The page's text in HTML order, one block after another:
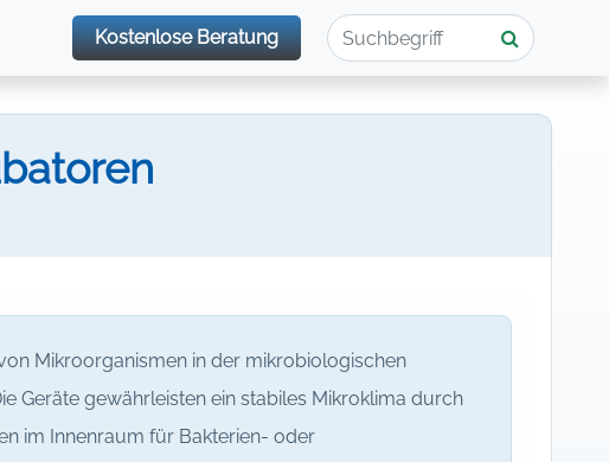
Kostenlose Beratung
Mikroorganismen in der mikrobiologischen
Geräte gewährleisten ein stabiles Mikroklima durch
im Innenraum für Bakterien- oder